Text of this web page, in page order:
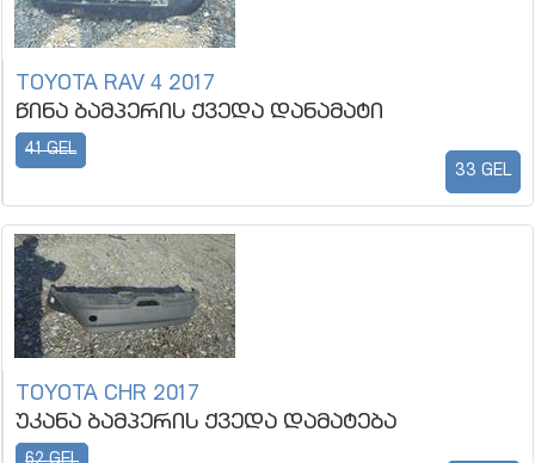
TOYOTA RAV 4 2017
წინა ბამპერის ქვედა დანამატი
41 GEL
33 GEL
TOYOTA CHR 2017
უკანა ბამპერის ქვედა დამატება